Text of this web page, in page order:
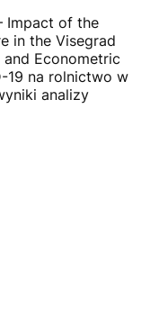
Impact of the
in the Visegrad
Econometric
19 na rolnictwo w
analizy